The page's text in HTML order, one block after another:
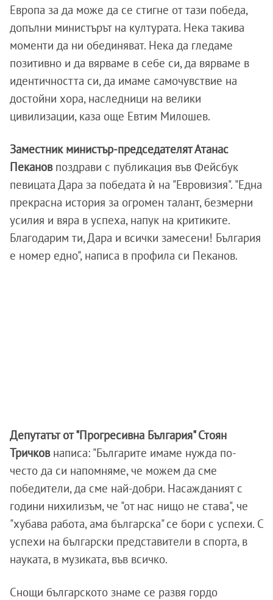
Европа за да може да се стигне от тази победа,
допълни министърът на културата. Нека такива
моменти да ни обединяват. Нека да гледаме
позитивно и да вярваме в себе си, да вярваме в
идентичността си, да имаме самочувствие на
достойни хора, наследници на велики
цивилизации, каза още Евтим Милошев.
Заместник министър-председателят Атанас
Пеканов поздрави с публикация във Фейсбук
певицата Дара за победата ѝ на "Евровизия". "Една
прекрасна история за огромен талант, безмерни
усилия и вяра в успеха, напук на критиките.
Благодарим ти, Дара и всички замесени! България
е номер едно", написа в профила си Пеканов.
Депутатът от "Прогресивна България" Стоян
Тричковнаписа: "Българите имаме нужда по-
често да си напомняме, че можем да сме
победители, да сме най-добри. Насажданият с
години нихилизъм, че "от нас нищо не става", че
"хубава работа, ама българска" се бори с успехи. С
успехи на български представители в спорта, в
науката, в музиката, във всичко.
Снощи българското знаме се развя гордо